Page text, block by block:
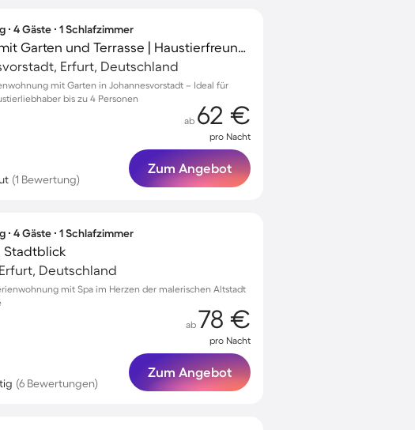
∙ 4 Gäste ∙ 1 Schlafzimmer
Apartment mit Garten und Terrasse | Haustierfreundlich
Erfurt, Deutschland
mit Garten in Johannesvorstadt – Ideal für
bis zu 4 Personen
(1 Bewertung)
ab 62 €
pro Nacht
Zum Angebot
∙ 4 Gäste ∙ 1 Schlafzimmer
Stadtblick
Deutschland
mit Spa im Herzen der malerischen Altstadt
(6 Bewertungen)
ab 78 €
pro Nacht
Zum Angebot